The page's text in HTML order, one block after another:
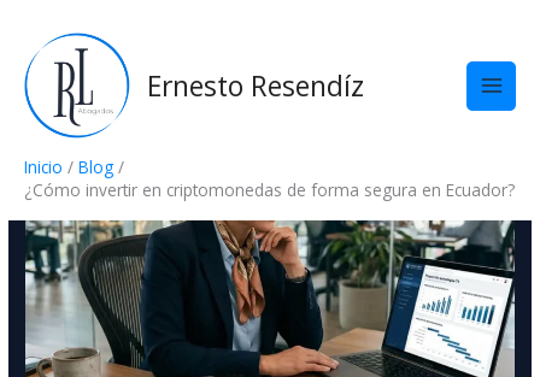
contenido
Ernesto Resendíz
Inicio
Blog
¿Cómo invertir en criptomonedas de forma segura en Ecuador?